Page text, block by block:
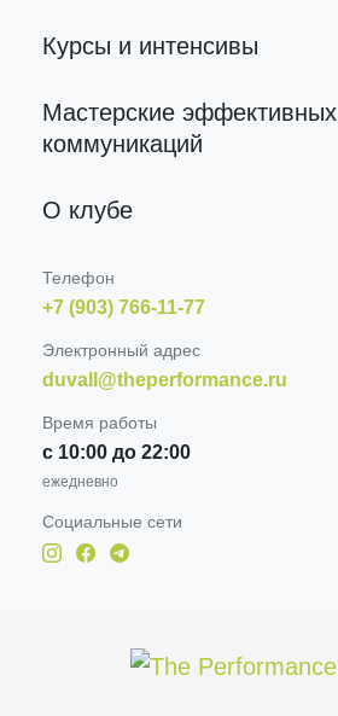
Курсы и интенсивы
Мастерские эффективных
коммуникаций
О клубе
Телефон
+7 (903) 766-11-77
Электронный адрес
duvall@theperformance.ru
Время работы
с 10:00 до 22:00
ежедневно
Социальные сети